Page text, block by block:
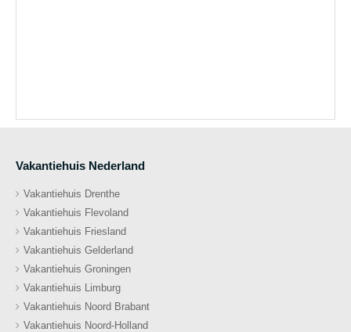
Vakantiehuis Nederland
Vakantiehuis Drenthe
Vakantiehuis Flevoland
Vakantiehuis Friesland
Vakantiehuis Gelderland
Vakantiehuis Groningen
Vakantiehuis Limburg
Vakantiehuis Noord Brabant
Vakantiehuis Noord-Holland